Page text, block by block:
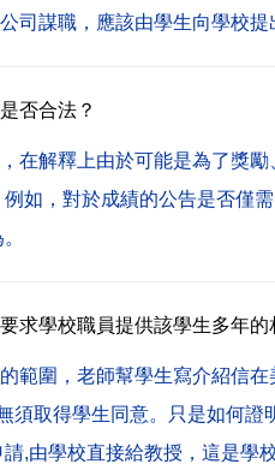
司謀職，應該由學生向學校提
否合法？
在解釋上由於可能是為了獎
如，對於成績的公告是否僅
求學校職員提供該學生多年
範圍，老師幫學生寫介紹信
須取得學生同意。只是如何
,由學校直接給教授，這是學